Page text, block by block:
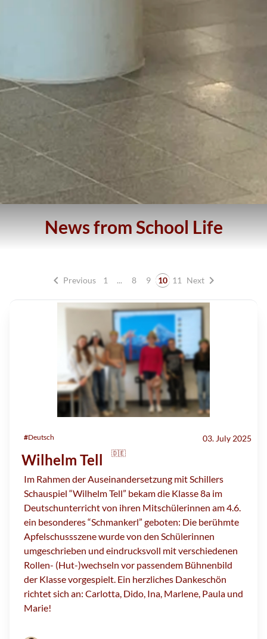
News from School Life
chevron_left Previous 1 ... 8 9 10 11 Nextchevron_right
#Deutsch 03. July 2025
Wilhelm Tell 🇩🇪
Im Rahmen der Auseinandersetzung mit Schillers
Schauspiel “Wilhelm Tell” bekam die Klasse 8a im
Deutschunterricht von ihren Mitschülerinnen am 4.6.
ein besonderes “Schmankerl” geboten: Die berühmte
Apfelschussszene wurde von den Schülerinnen
umgeschrieben und eindrucksvoll mit verschiedenen
Rollen- (Hut-)wechseln vor passendem Bühnenbild
der Klasse vorgespielt. Ein herzliches Dankeschön
richtet sich an: Carlotta, Dido, Ina, Marlene, Paula und
Marie!